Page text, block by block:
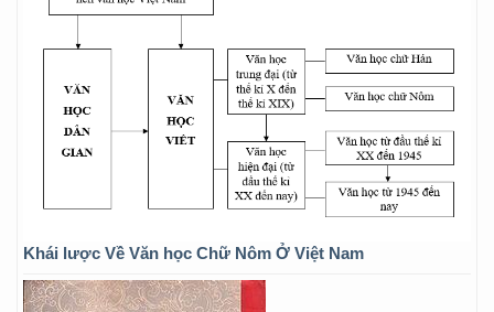
Khái lược Về Văn học Chữ Nôm Ở Việt Nam